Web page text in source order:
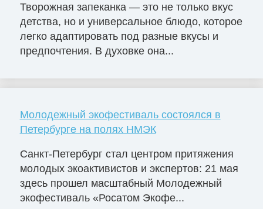
Творожная запеканка — это не только вкус
детства, но и универсальное блюдо, которое
легко адаптировать под разные вкусы и
предпочтения. В духовке она...
Молодежный экофестиваль состоялся в
Петербурге на полях НМЭК
Санкт-Петербург стал центром притяжения
молодых экоактивистов и экспертов: 21 мая
здесь прошел масштабный Молодежный
экофестиваль «Росатом Экофе...